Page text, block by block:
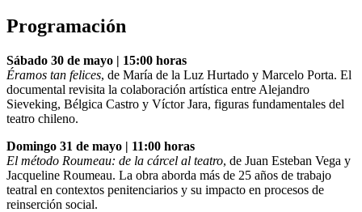
Programación
Sábado 30 de mayo | 15:00 horas
Éramos tan felices, de María de la Luz Hurtado y Marcelo Porta. El
documental revisita la colaboración artística entre Alejandro
Sieveking, Bélgica Castro y Víctor Jara, figuras fundamentales del
teatro chileno.
Domingo 31 de mayo | 11:00 horas
El método Roumeau: de la cárcel al teatro, de Juan Esteban Vega y
Jacqueline Roumeau. La obra aborda más de 25 años de trabajo
teatral en contextos penitenciarios y su impacto en procesos de
reinserción social.